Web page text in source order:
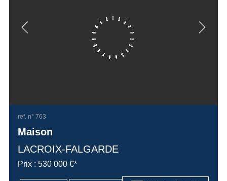
ref. n° 763
Maison
LACROIX-FALGARDE
Prix : 530 000 €*